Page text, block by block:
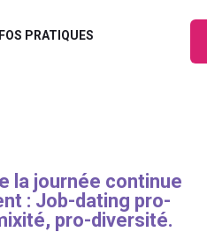
PRATIQUES
la journée continue
: Job-dating pro-
pro-diversité.